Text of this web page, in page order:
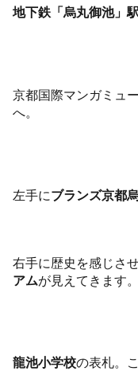
地下鉄「烏丸御池」駅
京都国際マンガミュ
へ。
左手にブランズ京都
右手に歴史を感じさ
アムが見えてきます。
龍池小学校の表札。